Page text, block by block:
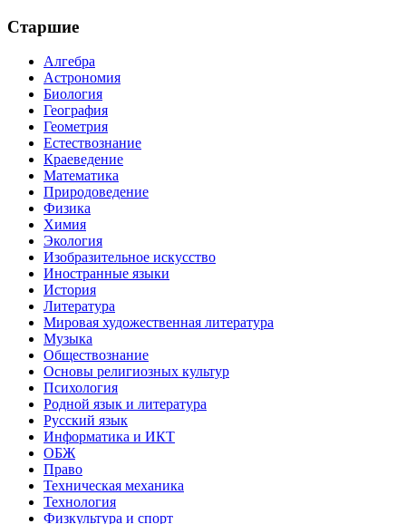
Старшие
Алгебра
Астрономия
Биология
География
Геометрия
Естествознание
Краеведение
Математика
Природоведение
Физика
Химия
Экология
Изобразительное искусство
Иностранные языки
История
Литература
Мировая художественная литература
Музыка
Обществознание
Основы религиозных культур
Психология
Родной язык и литература
Русский язык
Информатика и ИКТ
ОБЖ
Право
Техническая механика
Технология
Физкультура и спорт